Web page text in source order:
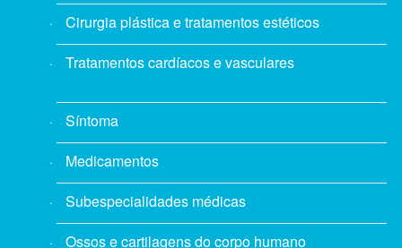
Cirurgia plástica e tratamentos estéticos
Tratamentos cardíacos e vasculares
Síntoma
Medicamentos
Subespecialidades médicas
Ossos e cartilagens do corpo humano